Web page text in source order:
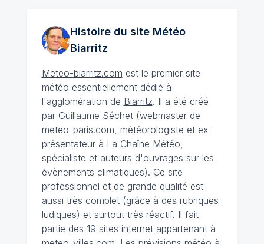
Histoire du site Météo
Biarritz
Meteo-biarritz.com est le premier site
météo essentiellement dédié à
l'agglomération de Biarritz. Il a été créé
par Guillaume Séchet (webmaster de
meteo-paris.com, météorologiste et ex-
présentateur à La Chaîne Météo,
spécialiste et auteurs d'ouvrages sur les
évènements climatiques). Ce site
professionnel et de grande qualité est
aussi très complet (grâce à des rubriques
ludiques) et surtout très réactif. Il fait
partie des 19 sites internet appartenant à